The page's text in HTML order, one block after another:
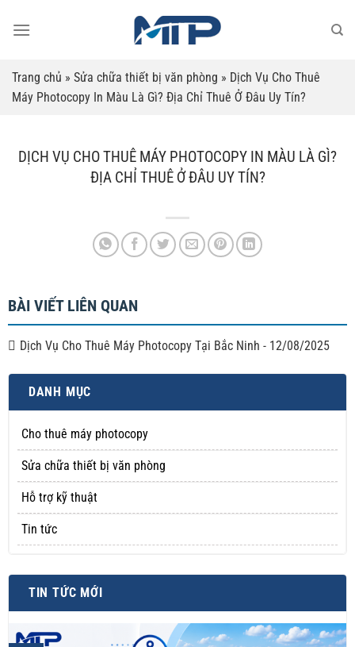
qua
dung
Trang chủ » Sửa chữa thiết bị văn phòng » Dịch Vụ Cho Thuê
Máy Photocopy In Màu Là Gì? Địa Chỉ Thuê Ở Đâu Uy Tín?
DANH MỤC
Cho thuê máy photocopy
Sửa chữa thiết bị văn phòng
Hỗ trợ kỹ thuật
Tin tức
TIN TỨC MỚI
DỊCH VỤ CHO THUÊ MÁY PHOTOCOPY IN MÀU LÀ GÌ?
ĐỊA CHỈ THUÊ Ở ĐÂU UY TÍN?
BÀI VIẾT LIÊN QUAN
Dịch Vụ Cho Thuê Máy Photocopy Tại Bắc Ninh - 12/08/2025